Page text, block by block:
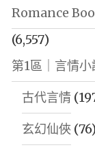
Romance
(6,557)
第1區｜言情小
古代言情
玄幻仙俠 (76)